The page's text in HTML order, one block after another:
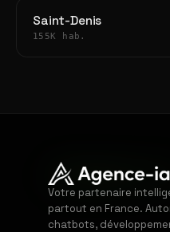
Saint-Denis
155K hab.
Votre partenaire
partout en France.
chatbots,